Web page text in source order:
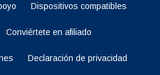
Dispositivos compatibles
Conviértete en afiliado
Declaración de privacidad